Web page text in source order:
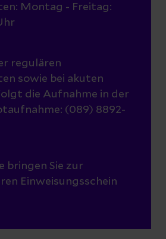
Montag - Freitag:
regulären
sowie bei akuten
die Aufnahme in der
(089) 8892-
bringen Sie zur
Einweisungsschein